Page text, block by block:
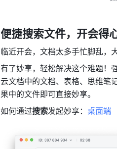
便捷搜索文件，开会得
临近开会，文档太多手忙脚乱，
有了妙享，轻松解决这个难题！
云文档中的文档、表格、思维笔
果中的文件即可直接妙享。
如何通过搜索发起妙享： 桌面端